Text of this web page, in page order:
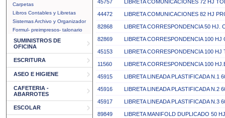
Carpetas
Libros Contables y Libretas
Sistemas Archivo y Organizador
Formul- preimpresos- talonario
SUMINISTROS DE
OFICINA
ESCRITURA
ASEO E HIGIENE
CAFETERIA -
ABARROTES
ESCOLAR
45757 LIBRETA COMUNICACIONES 72 HJ
44472 LIBRETA COMUNICACIONES 82 HJ
82868 LIBRETA CORRESPONDENCIA 50 HJ.
82869 LIBRETA CORRESPONDENCIA 100 HJ
45153 LIBRETA CORRESPONDENCIA 100 HJ
11560 LIBRETA CORRESPONDENCIA 100
45915 LIBRETA LINEADA PLASTIFICADA N.1
45916 LIBRETA LINEADA PLASTIFICADA N.2
45917 LIBRETA LINEADA PLASTIFICADA N.3
89849 LIBRETA MANIFOLD DUPLICADO 50